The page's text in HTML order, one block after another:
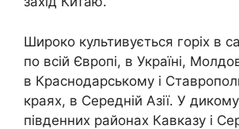
Широко культивується горіх в
по всій Європі, в Україні,
в Краснодарському і
краях, в Середній Азії. У
південних районах Кавказу і